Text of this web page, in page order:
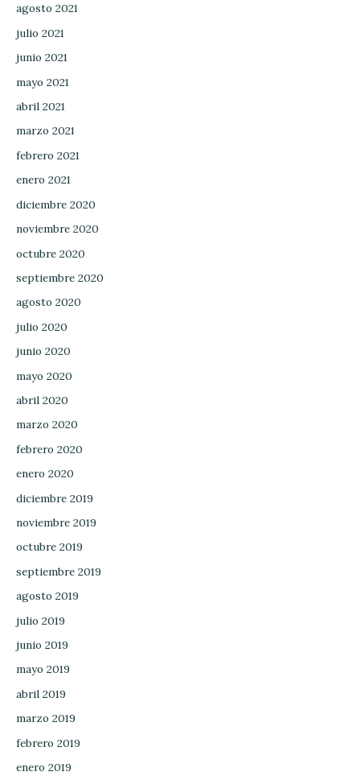
agosto 2021
julio 2021
junio 2021
mayo 2021
abril 2021
marzo 2021
febrero 2021
enero 2021
diciembre 2020
noviembre 2020
octubre 2020
septiembre 2020
agosto 2020
julio 2020
junio 2020
mayo 2020
abril 2020
marzo 2020
febrero 2020
enero 2020
diciembre 2019
noviembre 2019
octubre 2019
septiembre 2019
agosto 2019
julio 2019
junio 2019
mayo 2019
abril 2019
marzo 2019
febrero 2019
enero 2019